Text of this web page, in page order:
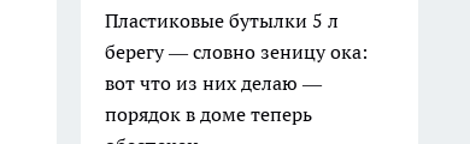
Пластиковые бутылки 5 л
берегу — словно зеницу ока:
вот что из них делаю —
порядок в доме теперь